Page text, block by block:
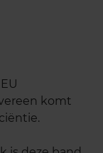
komt